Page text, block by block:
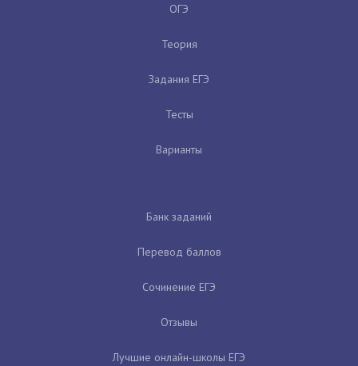
ОГЭ
Теория
Задания ЕГЭ
Тесты
Варианты
Банк заданий
Перевод баллов
Сочинение ЕГЭ
Отзывы
Лучшие онлайн-школы ЕГЭ